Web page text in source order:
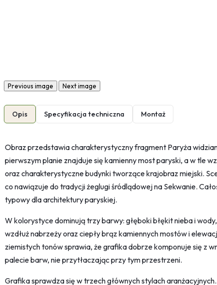
Previous image Next image
Opis Specyfikacja techniczna Montaż
Obraz przedstawia charakterystyczny fragment Paryża
pierwszym planie znajduje się kamienny most paryski, a w tle
oraz charakterystyczne budynki tworzące krajobraz miejski.
co nawiązuje do tradycji żeglugi śródlądowej na Sekwanie.
typowy dla architektury paryskiej.
W kolorystyce dominują trzy barwy: głęboki błękit nieba i
wzdłuż nabrzeży oraz ciepły brąz kamiennych mostów i
ziemistych tonów sprawia, że grafika dobrze komponuje się z
palecie barw, nie przytłaczając przy tym przestrzeni.
Grafika sprawdza się w trzech głównych stylach